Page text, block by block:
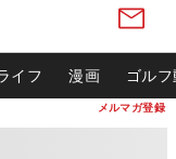
メルマガ登録
イフ 漫画 ゴル